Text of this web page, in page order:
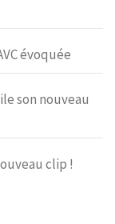
évoquée
son nouveau
clip !